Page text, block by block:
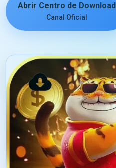
Abrir Centro de Download
Canal Oficial